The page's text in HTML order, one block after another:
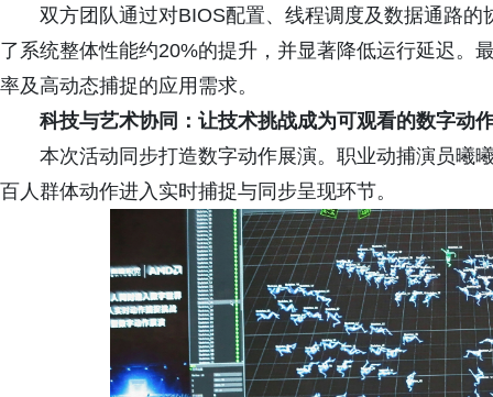
双方团队通过对BIOS配置、线程调度及数据通路
了系统整体性能约20%的提升，并显著降低运行延迟。
率及高动态捕捉的应用需求。
科技与艺术协同：让技术挑战成为可观看的数字动
本次活动同步打造数字动作展演。职业动捕演员曦
百人群体动作进入实时捕捉与同步呈现环节。